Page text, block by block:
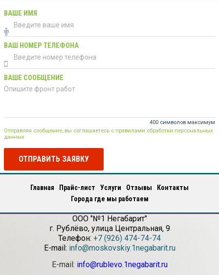
ВАШЕ ИМЯ
ВАШ НОМЕР ТЕЛЕФОНА
ВАШЕ СООБЩЕНИЕ
400 символов максимум
Отправляя сообщение, вы соглашаетесь с правилами обработки персональных
данных
ОТПРАВИТЬ ЗАЯВКУ
Главная Прайс-лист Услуги Отзывы
Контакты
Города где мы работаем
ООО "№1 Негабарит"
г. Рублёво, улица Центральная, 9
Телефон: +7 (926) 474-74-74
E-mail: info@moskovskiy.1negabarit.ru
E-mail: info@rublevo.1negabarit.ru